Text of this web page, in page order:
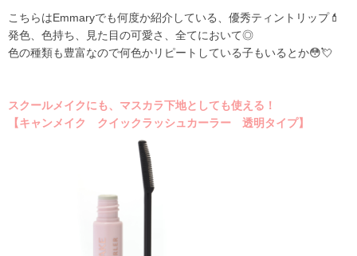
こちらはEmmaryでも何度か紹介している、優秀ティントリップ💄
発色、色持ち、見た目の可愛さ、全てにおいて◎
色の種類も豊富なので何色かリピートしている子もいるとか😳💘
スクールメイクにも、マスカラ下地としても使える！
【キャンメイク クイックラッシュカーラー 透明タイプ】